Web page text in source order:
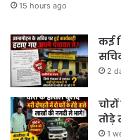
15 hours ago
कई
2
तोड़े
1